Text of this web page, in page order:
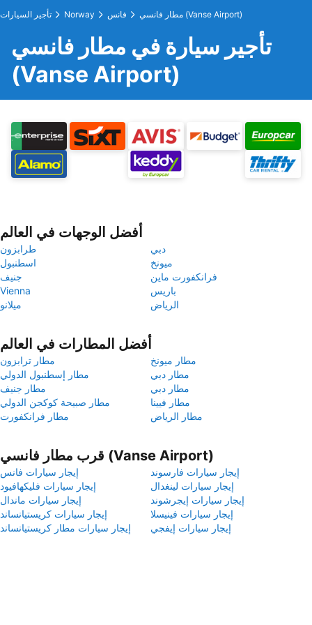
تأجير السيارات Norway فانس مطار فانسي (Vanse Airport)
تأجير سيارة في مطار فانسي
(Vanse Airport)
أفضل الوجهات في العالم
طرابزون
دبي
اسطنبول
ميونخ
جنيف
فرانكفورت ماين
Vienna
باريس
ميلانو
الرياض
أفضل المطارات في العالم
مطار ترابزون
مطار ميونخ
مطار إسطنبول الدولي
مطار دبي
مطار جنيف
مطار دبي
مطار صبيحة كوكجن الدولي
مطار فيينا
مطار فرانكفورت
مطار الرياض
قرب مطار فانسي (Vanse Airport)
إيجار سيارات فانس
إيجار سيارات فارسوند
إيجار سيارات فليكهافيود
إيجار سيارات لينغدال
إيجار سيارات ماندال
إيجار سيارات إيجرشوند
إيجار سيارات كريستيانساند
إيجار سيارات فينيسلا
إيجار سيارات مطار كريستيانساند
إيجار سيارات إيفجي